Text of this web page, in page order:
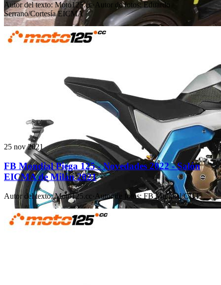
Autor del texto: Moto125.cc· Autor de fotos: Eduardo
Serrano/Cortesía EICMA
25 nov 2021
FB Mondial Piega 125 - Novedades 2022 - Salón
EICMA de Milán 2021
Autor del texto: Moto125.cc· Autor de fotos: FB Mondial/CHT